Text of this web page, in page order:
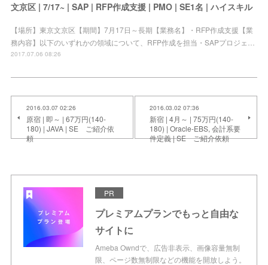
文京区 | 7/17~ | SAP | RFP作成支援 | PMO | SE1名 | ハイスキル
【場所】東京文京区【期間】7月17日～長期【業務名】・RFP作成支援【業
務内容】以下のいずれかの領域について、RFP作成を担当・SAPプロジェ…
2017.07.06 08:26
2016.03.07 02:26
原宿 | 即～ | 67万円(140-
180) | JAVA | SE ご紹介依
頼
2016.03.02 07:36
新宿 | 4月～ | 75万円(140-
180) | Oracle-EBS, 会計系要
件定義 | SE ご紹介依頼
PR
プレミアムプランでもっと自由な
サイトに
Ameba Owndで、広告非表示、画像容量無制
限、ページ数無制限などの機能を開放しよう。